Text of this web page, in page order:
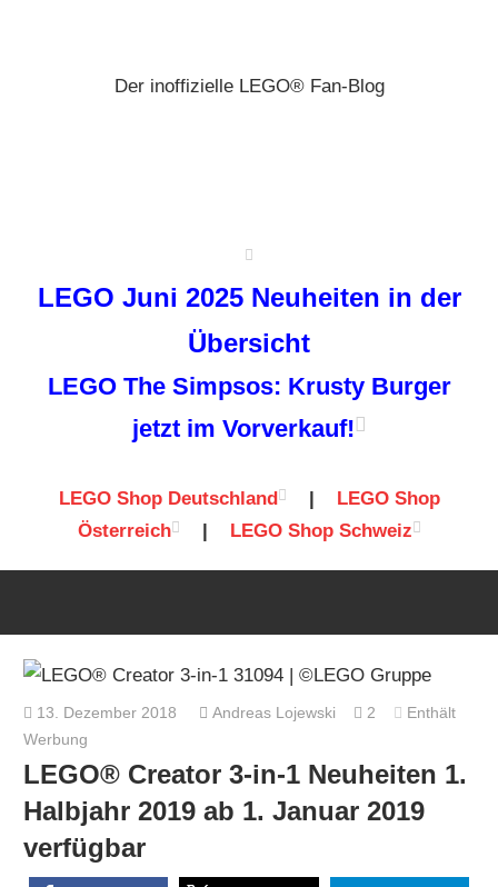
Der inoffizielle LEGO® Fan-Blog
LEGO Juni 2025 Neuheiten in der
Übersicht
LEGO The Simpsos: Krusty Burger
jetzt im Vorverkauf!
LEGO Shop Deutschland | LEGO Shop
Österreich
| LEGO Shop Schweiz
13. Dezember 2018 Andreas Lojewski 2
Enthält
Werbung
LEGO® Creator 3-in-1 Neuheiten 1.
Halbjahr 2019 ab 1. Januar 2019
verfügbar